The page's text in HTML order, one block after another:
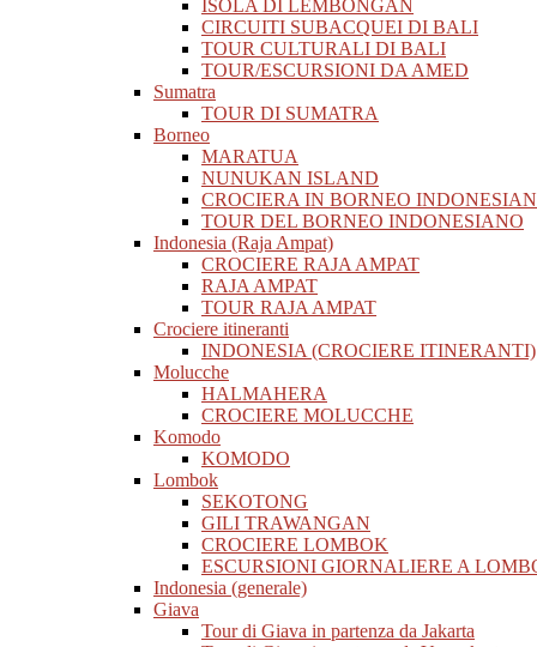
ISOLA DI LEMBONGAN
CIRCUITI SUBACQUEI DI BALI
TOUR CULTURALI DI BALI
TOUR/ESCURSIONI DA AMED
Sumatra
TOUR DI SUMATRA
Borneo
MARATUA
NUNUKAN ISLAND
CROCIERA IN BORNEO
TOUR DEL BORNEO INDONESIANO
Indonesia (Raja Ampat)
CROCIERE RAJA AMPAT
RAJA AMPAT
TOUR RAJA AMPAT
Crociere itineranti
INDONESIA (CROCIERE ITINERANTI)
Molucche
HALMAHERA
CROCIERE MOLUCCHE
Komodo
KOMODO
Lombok
SEKOTONG
GILI TRAWANGAN
CROCIERE LOMBOK
ESCURSIONI GIORNALIERE A
Indonesia (generale)
Giava
Tour di Giava in partenza da Jakarta